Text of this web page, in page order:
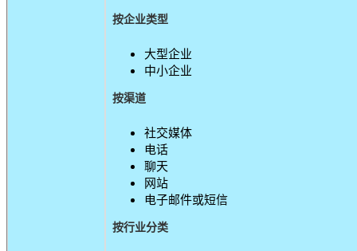
按企业类型
大型企业
中小企业
按渠道
社交媒体
电话
聊天
网站
电子邮件或短信
按行业分类